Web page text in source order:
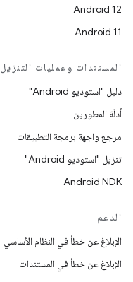
Android 12
Android 11
المستندات وعمليات التنزيل
دليل "استوديو Android"
أدلّة المطورين
مرجع واجهة برمجة التطبيقات
تنزيل "استوديو Android"
Android NDK
الدعم
الإبلاغ عن خطأ في النظام الأساسي
الإبلاغ عن خطأ في المستندات